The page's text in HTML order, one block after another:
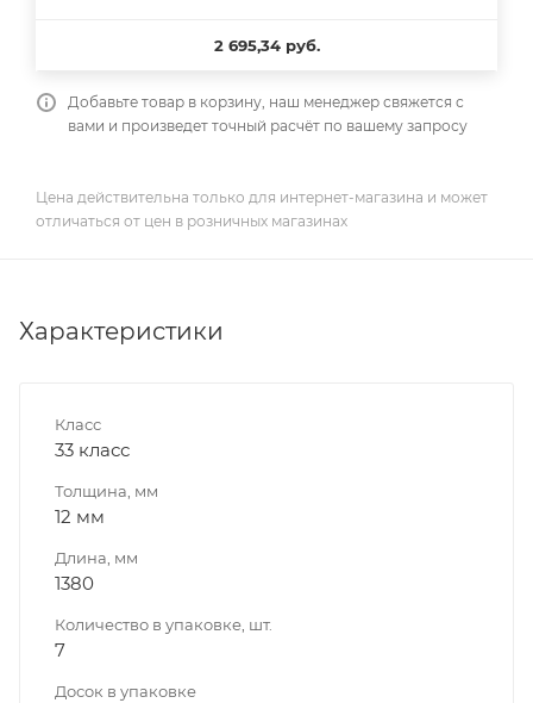
2 695,34 руб.
Добавьте товар в корзину, наш менеджер свяжется с
вами и произведет точный расчёт по вашему запросу
Цена действительна только для интернет-магазина и может
отличаться от цен в розничных магазинах
Характеристики
Класс
33 класс
Толщина, мм
12 мм
Длина, мм
1380
Количество в упаковке, шт.
7
Досок в упаковке